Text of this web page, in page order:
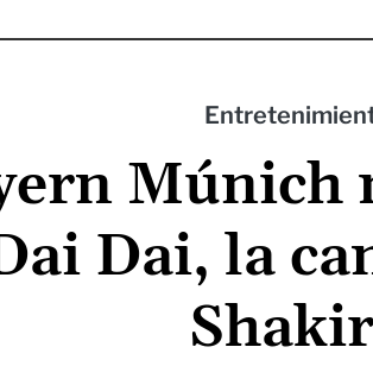
Múnich
Dai, la